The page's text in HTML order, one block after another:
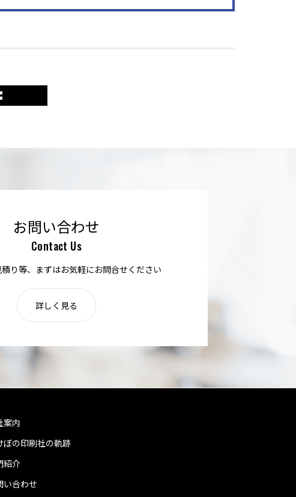
お問い合わせ
Contact Us
り等、まずはお気軽にお問合せください
詳しく見る
案内
ぼの印刷社の軌跡
紹介
い合わせ